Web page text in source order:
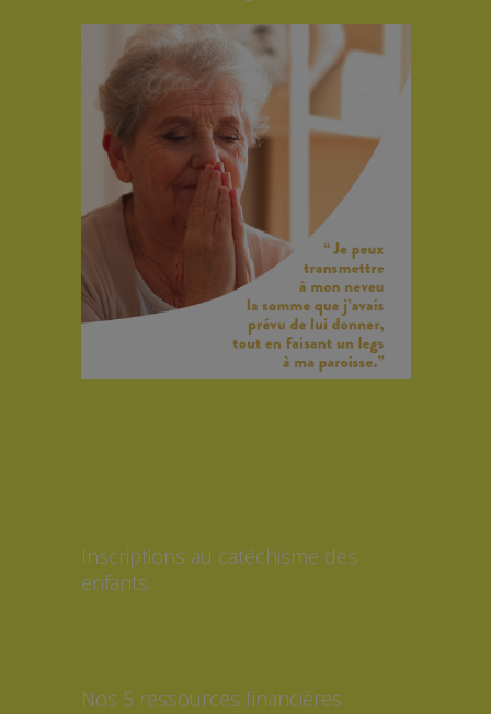
Inscriptions au catéchisme des
enfants
Nos 5 ressources financières